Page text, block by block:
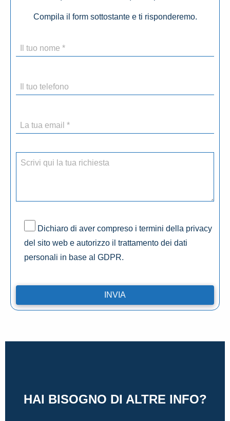
Compila il form sottostante e ti risponderemo.
Dichiaro di aver compreso i termini della privacy
del sito web e autorizzo il trattamento dei dati
personali in base al GDPR.
HAI BISOGNO DI ALTRE INFO?